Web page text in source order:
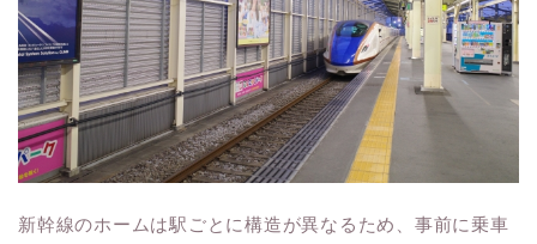
新幹線のホームは駅ごとに構造が異なるため、事前に乗車